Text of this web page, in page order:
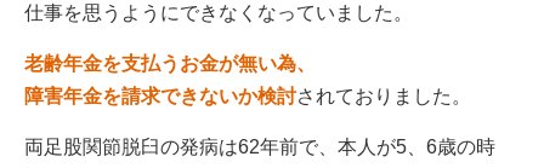
仕事を思うようにできなくなっていました。
老齢年金を支払うお金が無い為、
障害年金を請求できないか検討されておりました。
両足股関節脱臼の発病は62年前で、本人が5、6歳の時